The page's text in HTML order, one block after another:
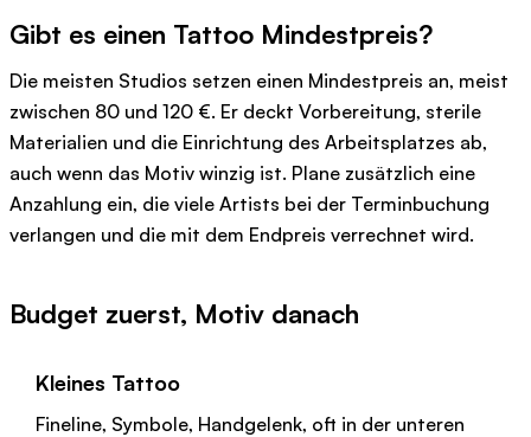
Gibt es einen Tattoo Mindestpreis?
Die meisten Studios setzen einen Mindestpreis an, meist
zwischen 80 und 120 €. Er deckt Vorbereitung, sterile
Materialien und die Einrichtung des Arbeitsplatzes ab,
auch wenn das Motiv winzig ist. Plane zusätzlich eine
Anzahlung ein, die viele Artists bei der Terminbuchung
verlangen und die mit dem Endpreis verrechnet wird.
Budget zuerst, Motiv danach
Kleines Tattoo
Fineline, Symbole, Handgelenk, oft in der unteren